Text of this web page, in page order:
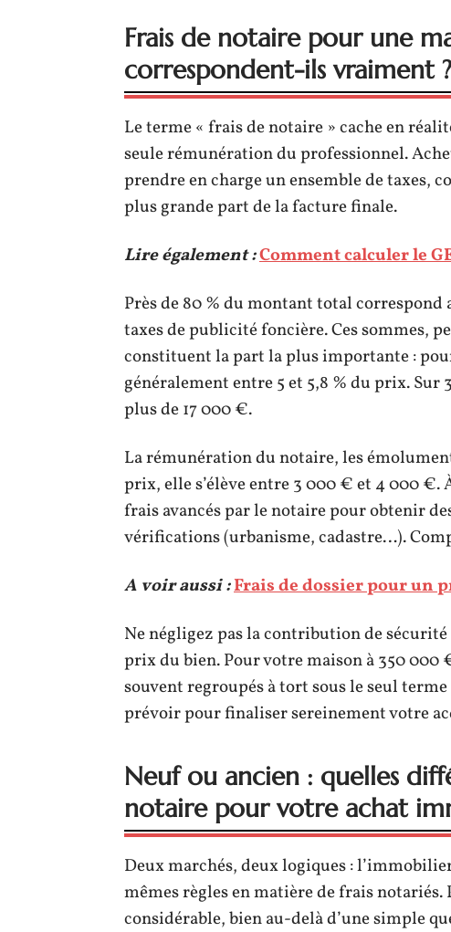
Frais de notaire pour une
correspondent-ils vraiment ?
Le terme « frais de notaire » cache en
seule rémunération du professionnel.
prendre en charge un ensemble de taxes,
plus grande part de la facture finale.
Lire également :Comment calculer le
Près de 80 % du montant total
taxes de publicité foncière. Ces sommes,
constituent la part la plus importante :
généralement entre 5 et 5,8 % du prix.
plus de 17 000 €.
La rémunération du notaire, les
prix, elle s’élève entre 3 000 € et 4 000 €.
frais avancés par le notaire pour obtenir
vérifications (urbanisme, cadastre…).
A voir aussi :Frais de dossier pour un
Ne négligez pas la contribution de
prix du bien. Pour votre maison à 350 000
souvent regroupés à tort sous le seul
prévoir pour finaliser sereinement votre
Neuf ou ancien : quelles
notaire pour votre achat
Deux marchés, deux logiques :
mêmes règles en matière de frais notariés.
considérable, bien au-delà d’une simple